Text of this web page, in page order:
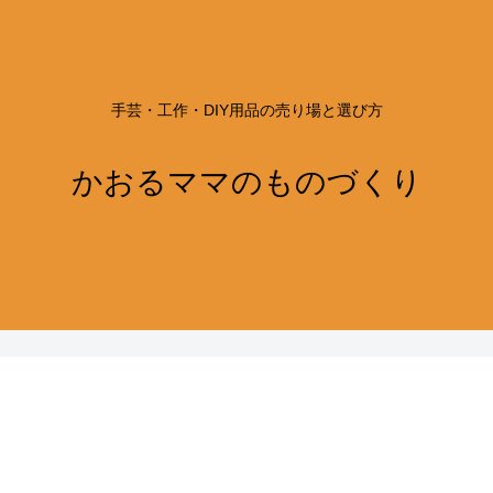
手芸・工作・DIY用品の売り場と選び方
かおるママのものづくり